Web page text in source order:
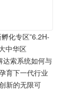
化专区”6.2H-
中华区
达索系统如何与
育下一代行业
新的无限可